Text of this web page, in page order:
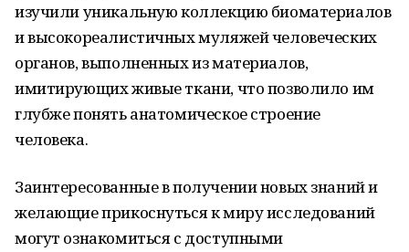
изучили уникальную коллекцию биоматериалов
и высокореалистичных муляжей человеческих
органов, выполненных из материалов,
имитирующих живые ткани, что позволило им
глубже понять анатомическое строение
человека.
Заинтересованные в получении новых знаний и
желающие прикоснуться к миру исследований
могут ознакомиться с доступными